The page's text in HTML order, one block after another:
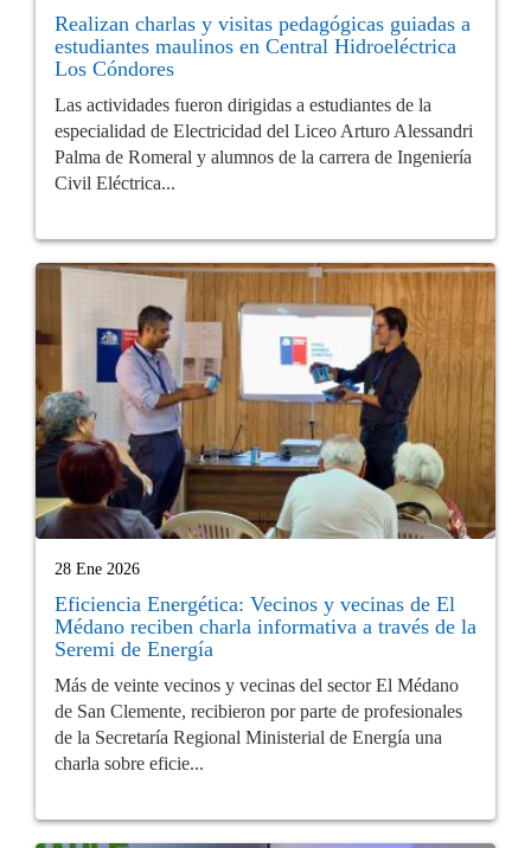
Realizan charlas y visitas pedagógicas guiadas a
estudiantes maulinos en Central Hidroeléctrica
Los Cóndores
Las actividades fueron dirigidas a estudiantes de la
especialidad de Electricidad del Liceo Arturo Alessandri
Palma de Romeral y alumnos de la carrera de Ingeniería
Civil Eléctrica...
28 Ene 2026
Eficiencia Energética: Vecinos y vecinas de El
Médano reciben charla informativa a través de la
Seremi de Energía
Más de veinte vecinos y vecinas del sector El Médano
de San Clemente, recibieron por parte de profesionales
de la Secretaría Regional Ministerial de Energía una
charla sobre eficie...